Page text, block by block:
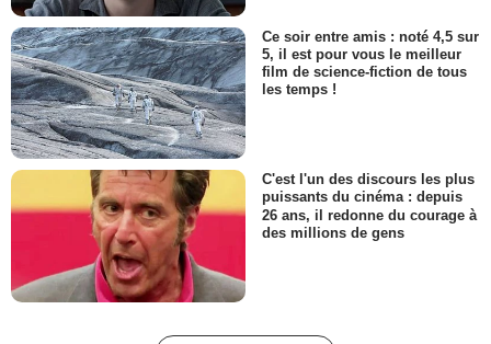
Ce soir entre amis : noté 4,5 sur
5, il est pour vous le meilleur
film de science-fiction de tous
les temps !
C'est l'un des discours les plus
puissants du cinéma : depuis
26 ans, il redonne du courage à
des millions de gens